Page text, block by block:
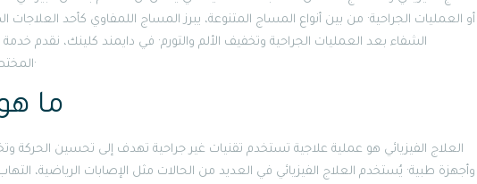
أو العمليات الجراحية· من بين أنواع المساج المتنوعة، يبرز المساج اللمفاوي كأحد
الشفاء بعد العمليات الجراحية وتخفيف الألم والتورم· في دايمند كلينك، نقدم
المختصين الطبيين لضمان شفاء فعال وسريع·
ما
العلاج الفيزيائي هو عملية علاجية تستخدم تقنيات غير جراحية تهدف إلى تحسين الحركة
وأجهزة طبية· يُستخدم العلاج الفيزيائي في العديد من الحالات مثل الإصابات الرياضية،